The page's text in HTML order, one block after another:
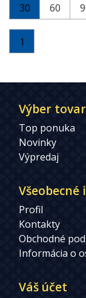
30 60
1
Výber
Top ponuka
Novinky
Výpredaj
Profil
Kontakty
Obchodné
Informácia o
Váš účet